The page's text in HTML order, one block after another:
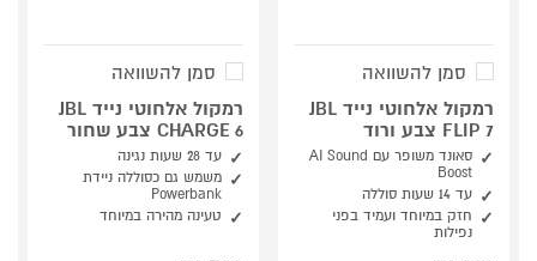
סמן להשוואה
רמקול אלחוטי נייד JBL
FLIP 7 צבע ורוד
סאונד משופר עם AI Sound
Boost
עד 14 שעות סוללה
חזק במיוחד ועמיד בפני
נפילות
סמן להשוואה
רמקול אלחוטי נייד JBL
CHARGE 6 צבע שחור
עד 28 שעות נגינה
משמש גם כסוללה ניידת
Powerbank
טעינה מהירה במיוחד